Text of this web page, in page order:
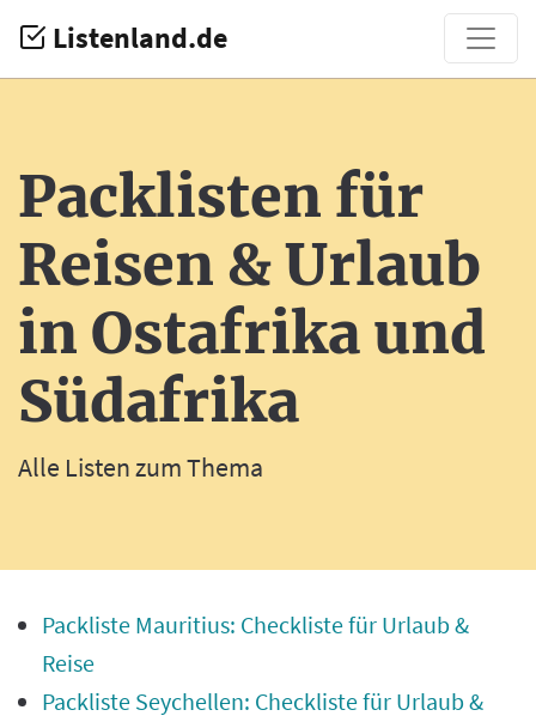
Listenland.de
Packlisten für
Reisen & Urlaub
in Ostafrika und
Südafrika
Alle Listen zum Thema
Packliste Mauritius: Checkliste für Urlaub &
Reise
Packliste Seychellen: Checkliste für Urlaub &